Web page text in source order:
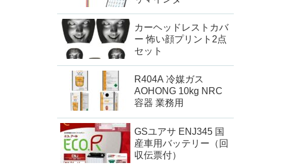
カーヘッドレストカバ
ー 怖い顔プリント2点
セット
R404A 冷媒ガス
AOHONG 10kg NRC
容器 業務用
GSユアサ ENJ345 国
産車用バッテリー（回
収伝票付）